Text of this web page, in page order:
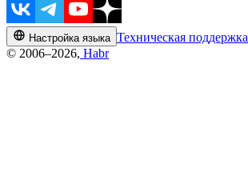
Настройка языка Техническая поддержка
© 2006–2026, Habr